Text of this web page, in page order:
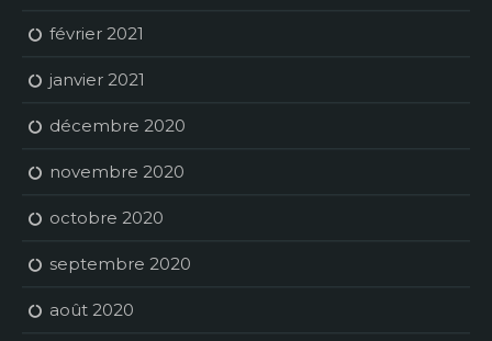
février 2021
janvier 2021
décembre 2020
novembre 2020
octobre 2020
septembre 2020
août 2020